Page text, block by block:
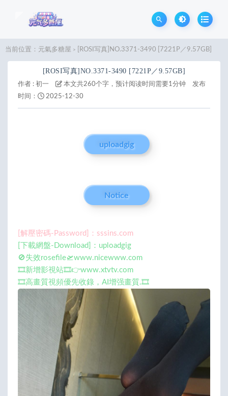
当前位置： 元氣多糖屋 > [ROSI写真]NO.3371-3490 [7221P／9.57GB]
[ROSI写真]NO.3371-3490 [7221P／9.57GB]
作者 : 初一 本文共260个字，预计阅读时间需要1分钟
发布
时间：
2025-12-30
uploadgig
Notice
[解壓密碼-Password]：sssins.com
[下載網盤-Download]：uploadgig
🚫失效rosefile🛫www.nicewww.com
🎞️新增影視站🎞️👉www.xtvtv.com
🎞️高畫質視頻優先收錄，AI增强畫質.🎞️